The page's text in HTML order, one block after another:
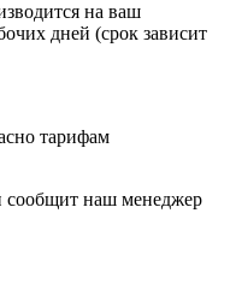
на ваш
дней (срок зависит
тарифам
сообщит наш менеджер